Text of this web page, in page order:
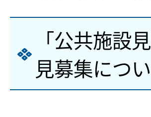
「公共施設
見募集につ